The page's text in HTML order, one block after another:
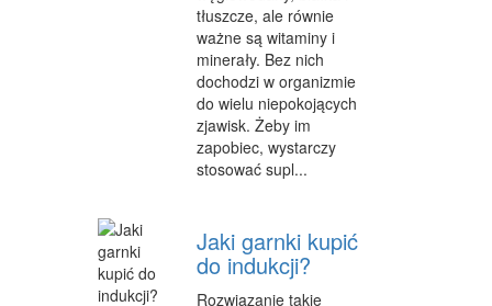
WIGOR
IMPREZY INTEGRACYJNE
HOBBY
ZAJĘCIA SPORTOWE I REKREACYJNE
INFORMATYCZNE
RESTAURACJE, CATERING
tłuszcze, ale równie
ważne są witaminy i
minerały. Bez nich
dochodzi w organizmie
do wielu niepokojących
zjawisk. Żeby im
zapobiec, wystarczy
stosować supl...
Jaki garnki kupić
do indukcji?
Rozwiązanie takie